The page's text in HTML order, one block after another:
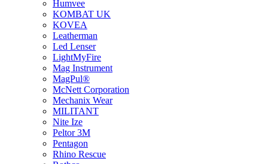
Humvee
KOMBAT UK
KOVEA
Leatherman
Led Lenser
LightMyFire
Mag Instrument
MagPul®
McNett Corporation
Mechanix Wear
MILITANT
Nite Ize
Peltor 3M
Pentagon
Rhino Rescue